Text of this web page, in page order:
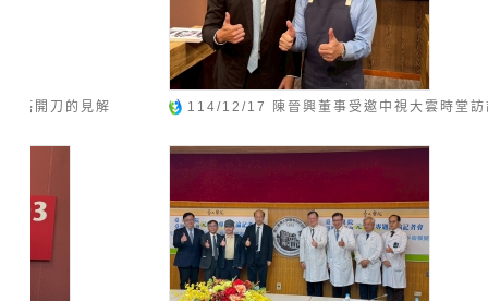
114/12/17 陳晉興董事受邀中視大雲時堂訪談
114/12/31
生〉